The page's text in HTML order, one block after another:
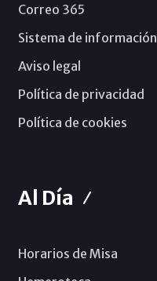
Correo 365
Sistema de información
Aviso legal
Política de privacidad
Política de cookies
Al Día
Horarios de Misa